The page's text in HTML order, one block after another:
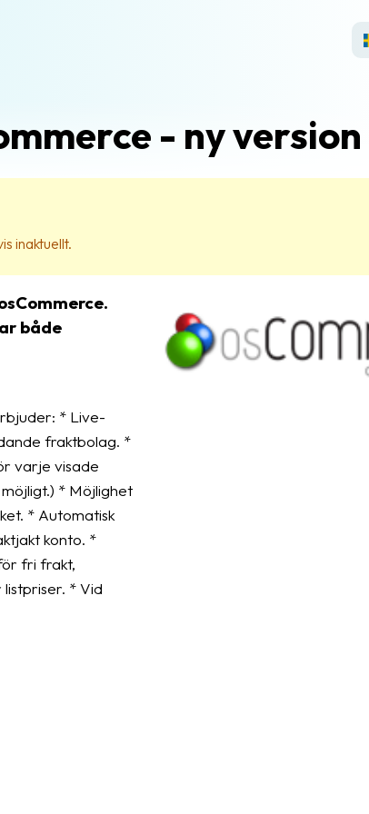
- ny version
inaktuellt.
både
* Live-
fraktbolag. *
varje visade
* Möjlighet
* Automatisk
konto. *
fri frakt,
* Vid